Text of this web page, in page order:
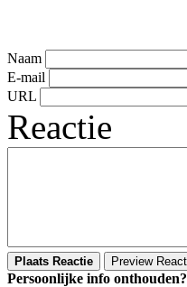
Naam
E-mail
URL
Reactie
Persoonlijke info onthouden?